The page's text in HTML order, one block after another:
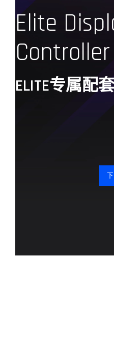
Elite
Controller
ELITE专属配